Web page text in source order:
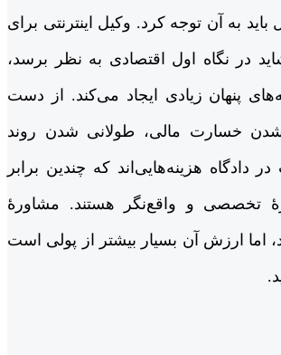
باید به آن توجه کرد. وکیل اینترنتی برای
در نگاه اول اقتصادی به نظر برسد،
پنهان زیادی ایجاد می‌کند. از دست
خسارت مالی، طولانی شدن روند
دادگاه هزینه‌هایی‌اند که چندین برابر
تخصصی و واقع‌نگر هستند. مشاورۀ
اما ارزش آن بسیار بیشتر از پولی است